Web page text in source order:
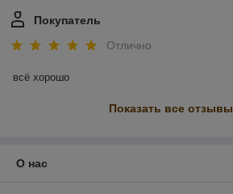
Покупатель
Отлично
всё хорошо
Показать все отзывы
О нас